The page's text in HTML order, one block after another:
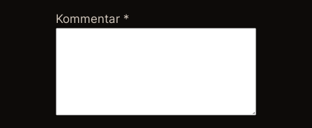
Kommentar *